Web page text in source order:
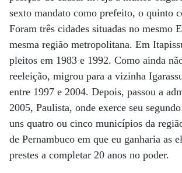
sexto mandato como prefeito, o quinto
Foram três cidades situadas no mesmo
mesma região metropolitana. Em
pleitos em 1983 e 1992. Como ainda
reeleição, migrou para a vizinha
entre 1997 e 2004. Depois, passou a
2005, Paulista, onde exerce seu
uns quatro ou cinco municípios da
de Pernambuco em que eu ganharia as
prestes a completar 20 anos no poder.